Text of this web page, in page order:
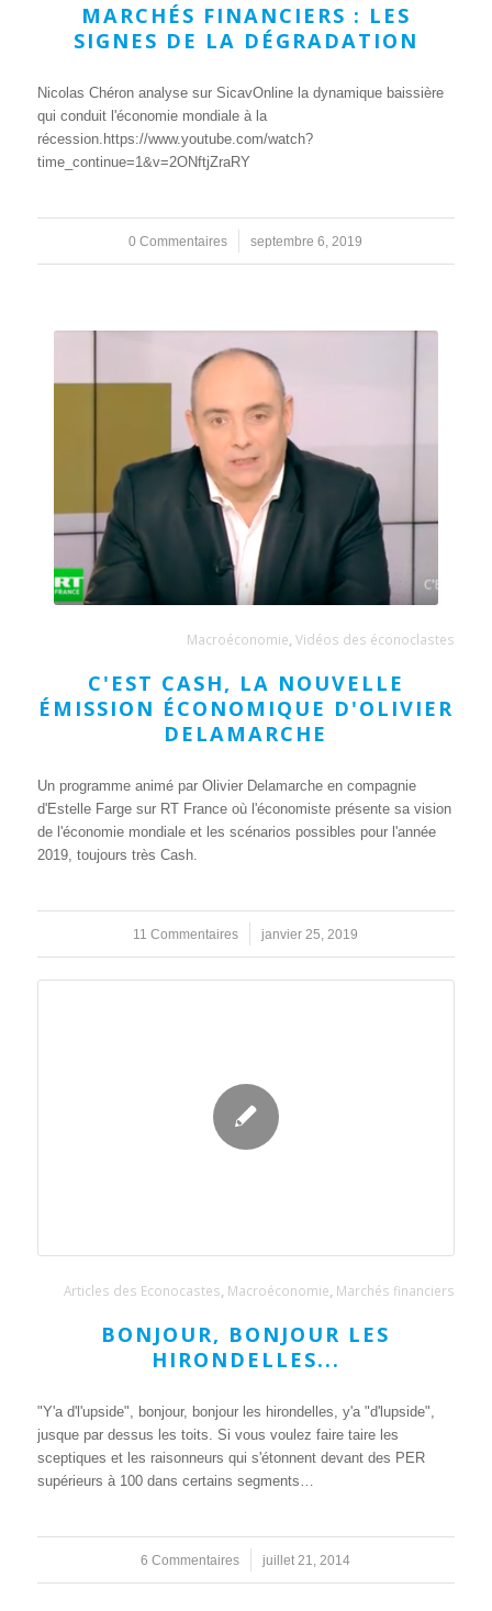
MARCHÉS FINANCIERS : LES
SIGNES DE LA DÉGRADATION
Nicolas Chéron analyse sur SicavOnline la dynamique baissière
qui conduit l'économie mondiale à la
récession.https://www.youtube.com/watch?
time_continue=1&v=2ONftjZraRY
0 Commentaires
/ septembre 6, 2019
Macroéconomie ,Vidéos des éconoclastes
C'EST CASH, LA NOUVELLE
ÉMISSION ÉCONOMIQUE D'OLIVIER
DELAMARCHE
Un programme animé par Olivier Delamarche en compagnie
d'Estelle Farge sur RT France où l'économiste présente sa vision
de l'économie mondiale et les scénarios possibles pour l'année
2019, toujours très Cash.
11 Commentaires
/ janvier 25, 2019
Articles des Econocastes Macroéconomie Marchés financiers
BONJOUR, BONJOUR LES
HIRONDELLES...
"Y'a d'l'upside", bonjour, bonjour les hirondelles, y'a "d'lupside",
jusque par dessus les toits. Si vous voulez faire taire les
sceptiques et les raisonneurs qui s'étonnent devant des PER
supérieurs à 100 dans certains segments…
6 Commentaires
/ juillet 21, 2014